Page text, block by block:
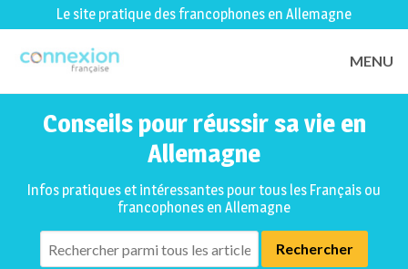
Le site pratique des francophones en Allemagne
MENU
Conseils pour réussir sa vie en
Allemagne
Infos pratiques et intéressantes pour tous les Français ou
francophones en Allemagne